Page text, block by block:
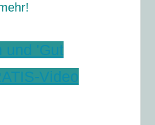
und 'Gut
Video